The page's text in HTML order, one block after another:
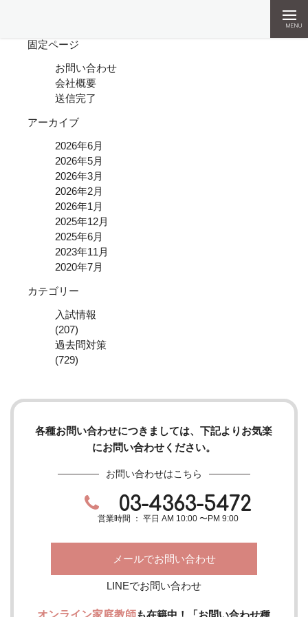
MENU
固定ページ
お問い合わせ
会社概要
送信完了
アーカイブ
2026年6月
2026年5月
2026年3月
2026年2月
2026年1月
2025年12月
2025年6月
2023年11月
2020年7月
カテゴリー
入試情報
(207)
過去問対策
(729)
各種お問い合わせにつきましては、下記よりお気楽
にお問い合わせください。
お問い合わせはこちら
03-4363-5472
営業時間 ： 平日 AM 10:00 〜PM 9:00
メールでお問い合わせ
LINEでお問い合わせ